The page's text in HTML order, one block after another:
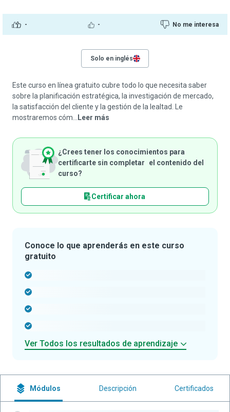
- - No me interesa
Solo en inglés
Este curso en línea gratuito cubre todo lo que necesita saber
sobre la planificación estratégica, la investigación de mercado,
la satisfacción del cliente y la gestión de la lealtad. Le
mostraremos cóm...
Leer más
¿Crees tener los conocimientos para
certificarte sin completar el contenido del
curso?
Certificar ahora
Conoce lo que aprenderás en este curso
gratuito
Ver Todos los resultados de aprendizaje
Módulos Descripción Certificados